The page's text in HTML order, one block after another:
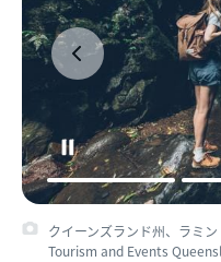
クイーンズランド州、ラミ
Tourism and Events